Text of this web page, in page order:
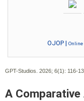
OJOP | Online
GPT-Studios. 2026; 6(1): 116-
A Comparative